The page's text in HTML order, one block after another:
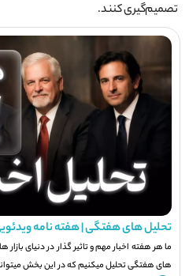
تصمیم‌گیری کنند.
تحلیل های هفتگی | هفته نامه
ما هر هفته اخبار مهم و تاثیر گذار در دنیای بازار
های هفتگی تحلیل میکنیم که در این بخش